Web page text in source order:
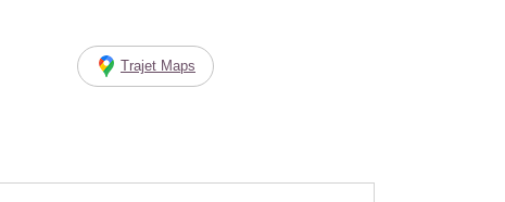
Trajet Maps